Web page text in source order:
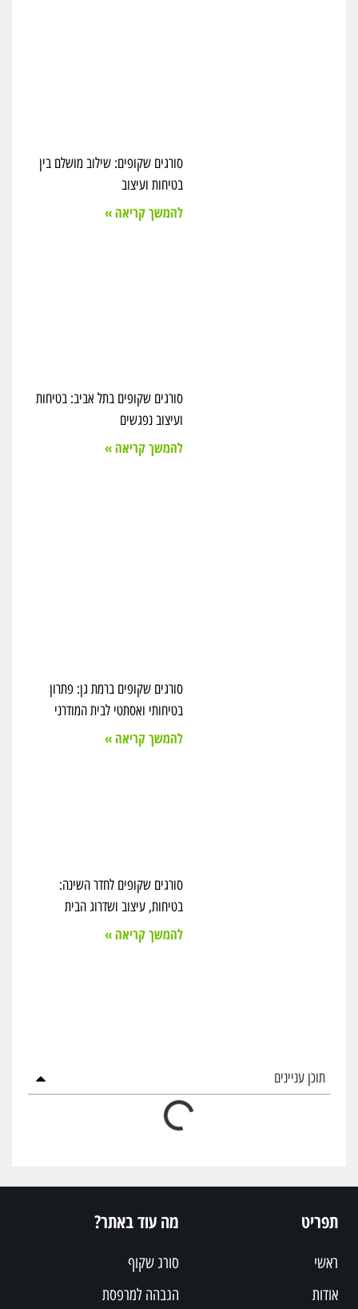
סורגים שקופים: שילוב מושלם בין
בטיחות ועיצוב
להמשך קריאה »
סורגים שקופים בתל אביב: בטיחות
ועיצוב נפגשים
להמשך קריאה »
סורגים שקופים ברמת גן: פתרון
בטיחותי ואסתטי לבית המודרני
להמשך קריאה »
סורגים שקופים לחדר השינה:
בטיחות, עיצוב ושדרוג הבית
להמשך קריאה »
תוכן עניינים
תפריט
ראשי
אודות
מה עוד באתר?
סורג שקוף
הגבהה למרפסת